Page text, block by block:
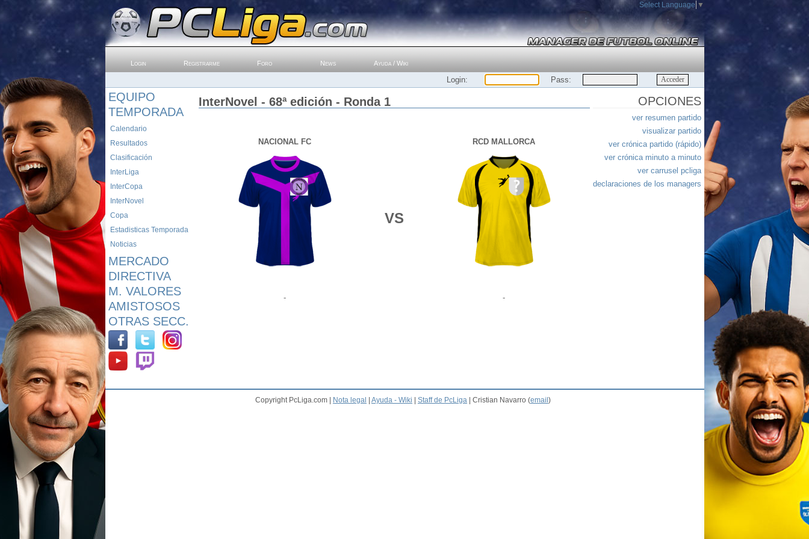
Select Language ▼
Login Registrarme Foro News Ayuda / Wiki
Login: Pass:
EQUIPO
TEMPORADA
Calendario
Resultados
Clasificación
InterLiga
InterCopa
InterNovel
Copa
Estadisticas Temporada
Noticias
MERCADO
DIRECTIVA
M. VALORES
AMISTOSOS
OTRAS SECC.
InterNovel - 68ª edición - Ronda 1
NACIONAL FC RCD MALLORCA
VS
- -
OPCIONES
ver resumen partido
visualizar partido
ver crónica partido (rápido)
ver crónica minuto a minuto
ver carrusel pcliga
declaraciones de los managers
Copyright PcLiga.com | Nota legal Ayuda - Wiki Staff de PcLiga | Cristian Navarro (email )